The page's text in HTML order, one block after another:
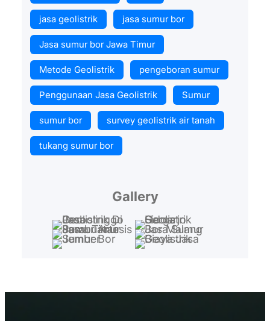
jasa geolistrik jasa sumur bor
Jasa sumur bor Jawa Timur
Metode Geolistrik pengeboran sumur
Penggunaan Jasa Geolistrik Sumur
sumur bor survey geolistrik air tanah
tukang sumur bor
Gallery